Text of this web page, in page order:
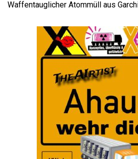
Waffentauglicher Atommüll aus